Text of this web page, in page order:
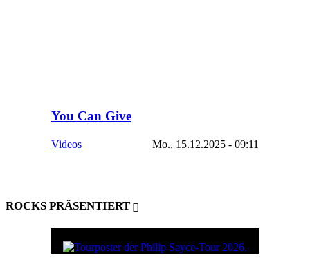
You Can Give
Videos Mo., 15.12.2025 - 09:11
ROCKS PRÄSENTIERT